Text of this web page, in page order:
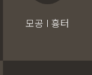
모공 I 흉터